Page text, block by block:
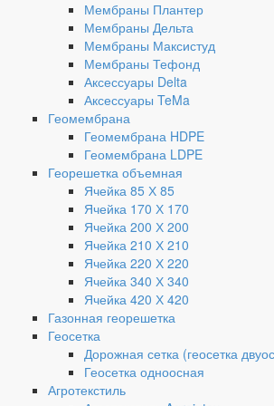
Мембраны Плантер
Мембраны Дельта
Мембраны Максистуд
Мембраны Тефонд
Аксессуары Delta
Аксессуары TeMa
Геомембрана
Геомембрана HDPE
Геомембрана LDPE
Георешетка объемная
Ячейка 85 Х 85
Ячейка 170 Х 170
Ячейка 200 Х 200
Ячейка 210 Х 210
Ячейка 220 Х 220
Ячейка 340 Х 340
Ячейка 420 Х 420
Газонная георешетка
Геосетка
Дорожная сетка (геосетка
Геосетка одноосная
Агротекстиль